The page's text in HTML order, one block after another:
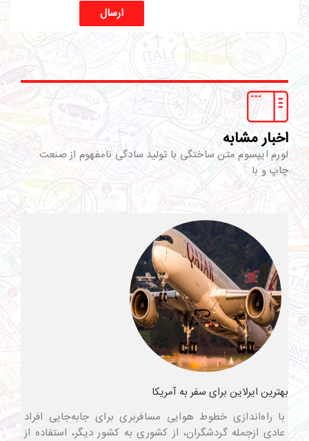
ارسال
اخبار مشابه
لورم ایپسوم متن ساختگی با تولید سادگی نامفهوم از صنعت
چاپ و با
بهترین ایرلاین برای سفر به آمریکا
با راه‌اندازی خطوط هوایی مسافربری برای جابه‌جایی افراد
عادی ازجمله گردشگران، از کشوری به کشور دیگر، استفاده از